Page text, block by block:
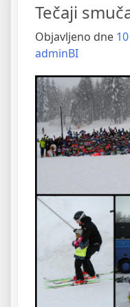
Tečaji
Objavljeno dne
adminBI